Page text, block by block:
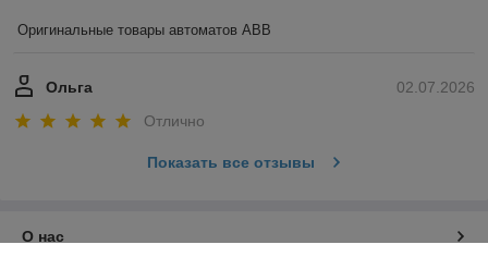
Оригинальные товары автоматов ABB
02.07.2026
Ольга
Отлично
Показать все отзывы
О нас